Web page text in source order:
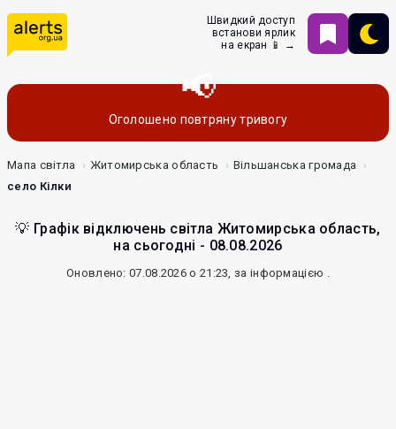
Швидкий доступ
встанови ярлик
на екран 📱 →
Оголошено повтряну тривогу
Мапа світла Житомирська область
Вільшанська громада
село Кілки
💡 Графік відключень світла Житомирська область,
на сьогодні - 08.08.2026
Оновлено: 07.08.2026 о 21:23, за інформацією .